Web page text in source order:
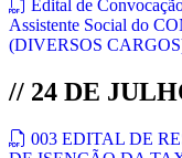
Edital de
Assistente Social do
(DIVERSOS
// 24 DE
003 EDITAL DE